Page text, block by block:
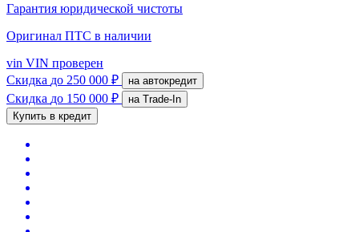
Гарантия юридической чистоты
Оригинал ПТС в наличии
vin VIN проверен
Скидка до 250 000 ₽ на автокредит
Скидка до 150 000 ₽
на Trade-In
Купить в кредит